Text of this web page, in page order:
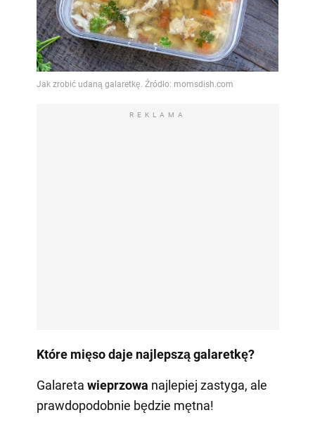
REKLAMA
Które mięso daje najlepszą galaretkę?
Galareta wieprzowa najlepiej zastyga, ale
prawdopodobnie będzie mętna!